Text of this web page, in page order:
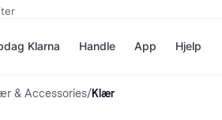
Klarna Handle App Hjelp
& Accessories/Klær